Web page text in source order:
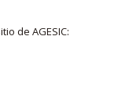
de AGESIC: